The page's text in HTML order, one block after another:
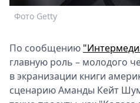
Фото Getty
По сообщению
главную роль – молодого
в экранизации книги
сценарию Аманды Кейт